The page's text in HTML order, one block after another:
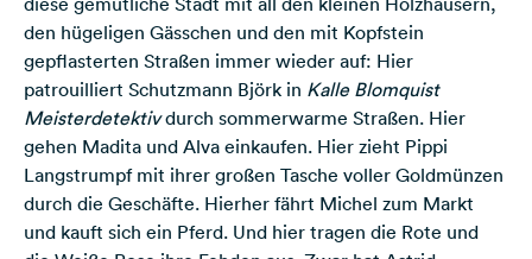
den hügeligen Gässchen und den mit Kopfstein
gepflasterten Straßen immer wieder auf: Hier
patrouilliert Schutzmann Björk in Kalle Blomquist
Meisterdetektivdurch sommerwarme Straßen. Hier
gehen Madita und Alva einkaufen. Hier zieht Pippi
Langstrumpf mit ihrer großen Tasche voller Goldmünzen
durch die Geschäfte. Hierher fährt Michel zum Markt
und kauft sich ein Pferd. Und hier tragen die Rote und